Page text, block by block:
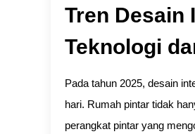
Tren Desain
Teknologi
Pada tahun 2025, desain
hari. Rumah pintar tidak
perangkat pintar yang